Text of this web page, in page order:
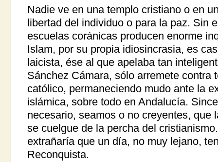
Nadie ve en una templo cristiano o en
libertad del individuo o para la paz. Sin
escuelas coránicas producen enorme
Islam, por su propia idiosincrasia, es
laicista, ése al que apelaba tan
Sánchez Cámara, sólo arremete contra
católico, permaneciendo mudo ante la
islámica, sobre todo en Andalucía.
necesario, seamos o no creyentes, que
se cuelgue de la percha del
extrañaría que un día, no muy lejano,
Reconquista.